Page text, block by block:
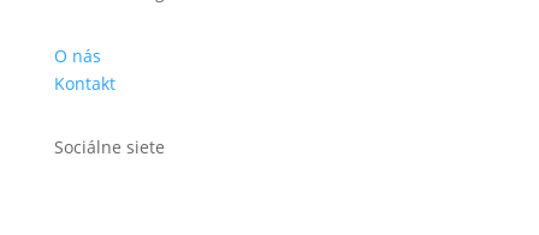
O nás
Kontakt
Sociálne siete